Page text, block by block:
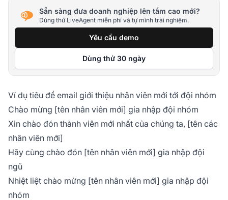
Sẵn sàng đưa doanh nghiệp lên tầm cao mới?
Dùng thử LiveAgent miễn phí và tự mình trải nghiệm.
Yêu cầu demo
Dùng thử 30 ngày
Ví dụ tiêu đề email giới thiệu nhân viên mới tới đội nhóm
Chào mừng [tên nhân viên mới] gia nhập đội nhóm
Xin chào đón thành viên mới nhất của chúng ta, [tên các
nhân viên mới]
Hãy cùng chào đón [tên nhân viên mới] gia nhập đội
ngũ
Nhiệt liệt chào mừng [tên nhân viên mới] gia nhập đội
nhóm